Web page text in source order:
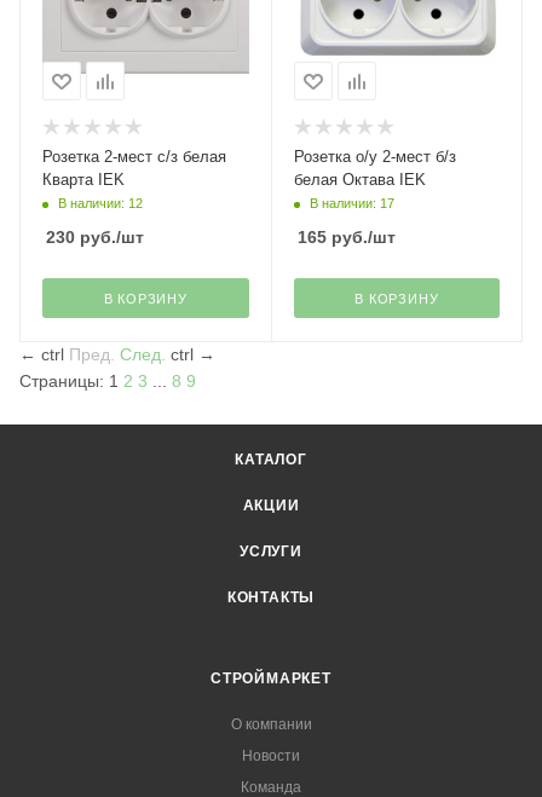
Розетка 2-мест с/з белая
Кварта IEK
В наличии: 12
230 руб./шт
В КОРЗИНУ
Розетка о/у 2-мест б/з
белая Октава IEK
В наличии: 17
165руб./шт
В КОРЗИНУ
← ctrl Пред. След. ctrl →
Страницы: 1 2 3 8 9
КАТАЛОГ
АКЦИИ
УСЛУГИ
КОНТАКТЫ
СТРОЙМАРКЕТ
О компании
Новости
Команда